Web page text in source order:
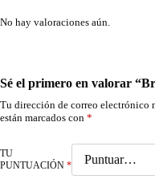
No hay valoraciones aún.
Sé el primero en valorar
Tu dirección de correo electrónico
están marcados con *
TU
PUNTUACIÓN *